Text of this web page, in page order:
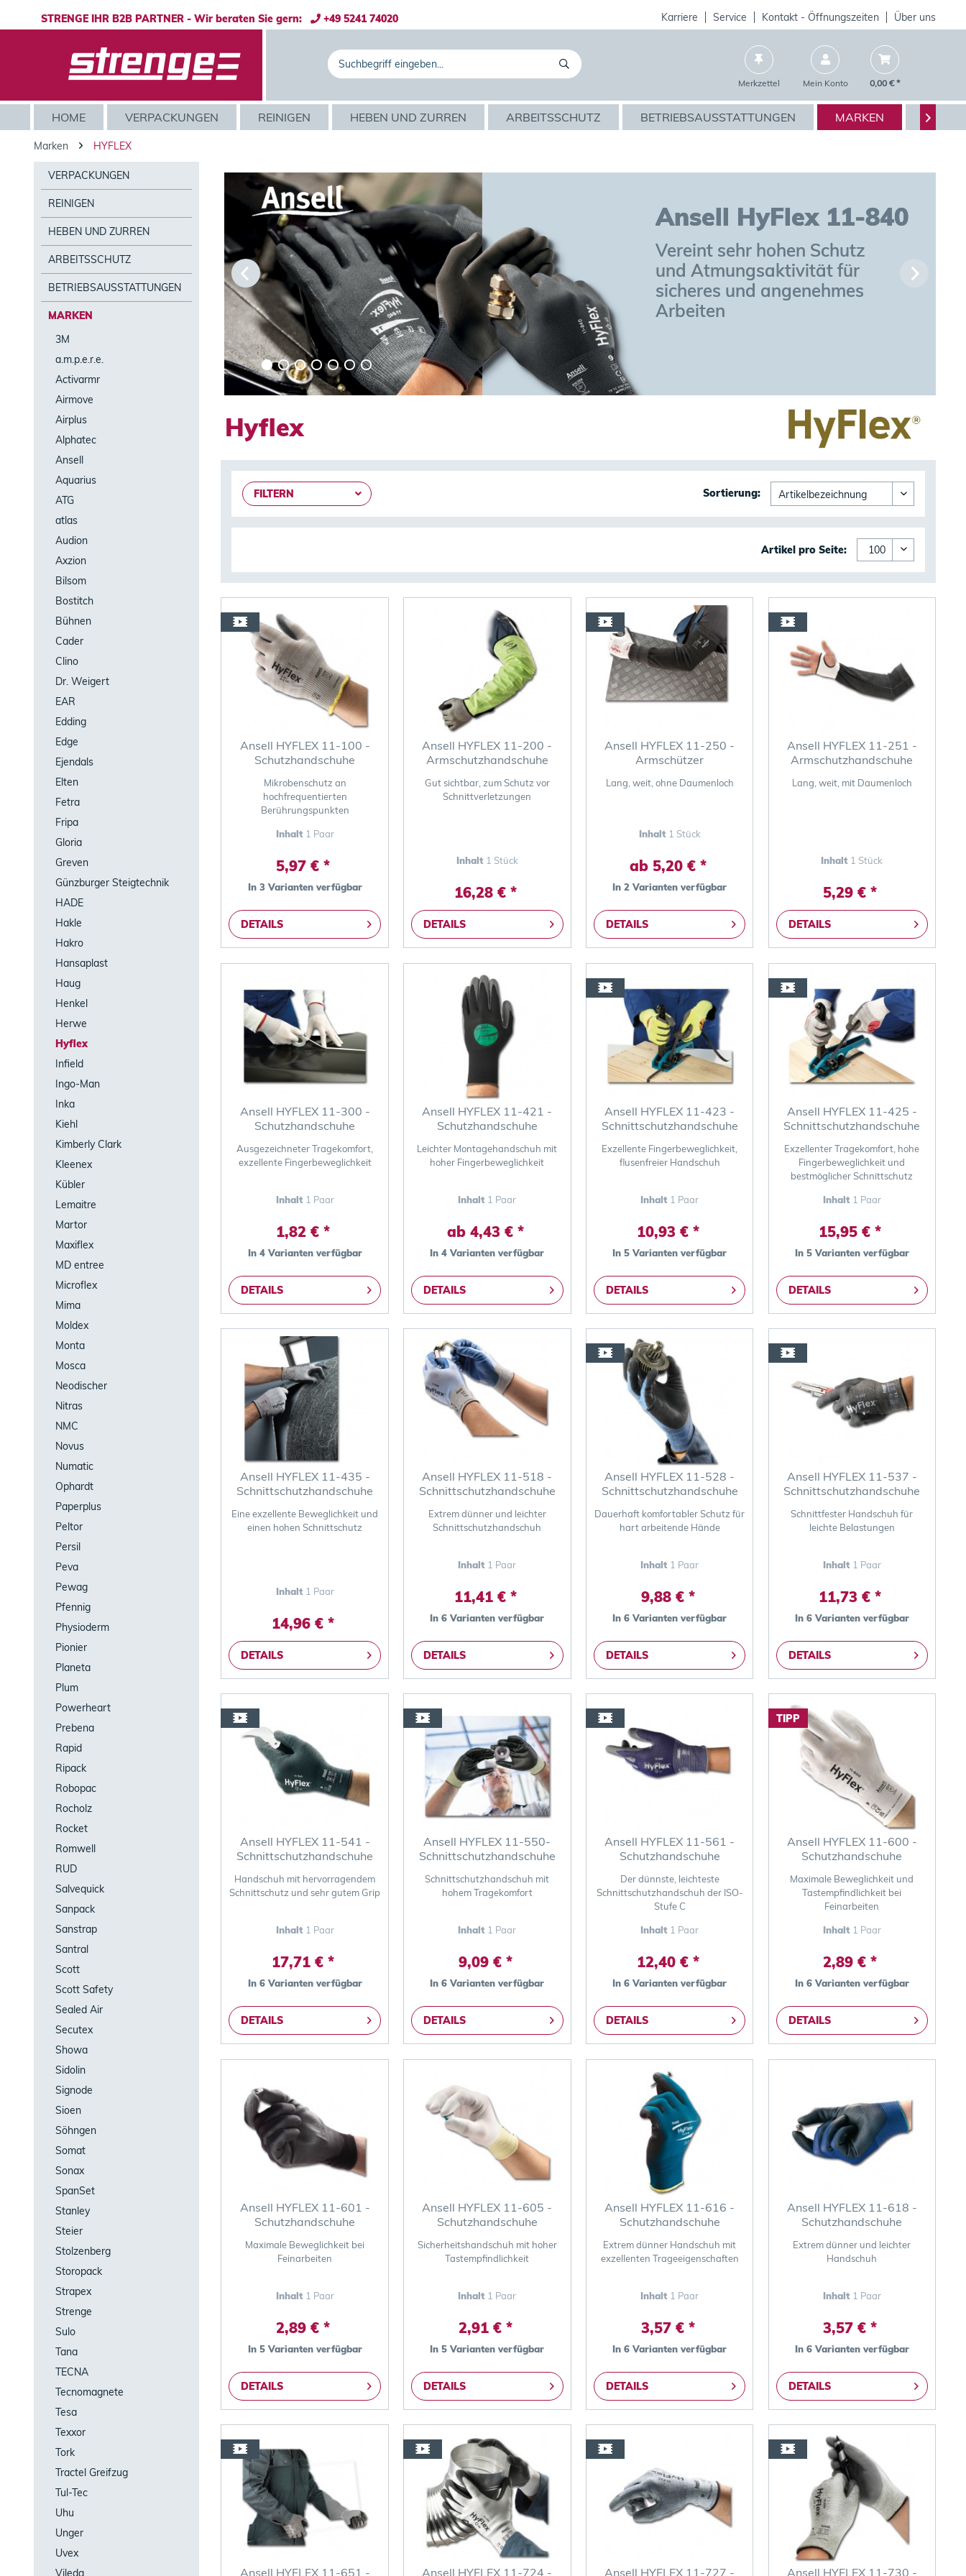
STRENGE IHR B2B PARTNER - Wir beraten Sie gern: +49 5241 74020 Karriere Service Kontakt - Öffnungszeiten Über uns
Merkzettel Mein Konto 0,00 € *
HOME VERPACKUNGEN REINIGEN HEBEN UND ZURREN ARBEITSSCHUTZ BETRIEBSAUSSTATTUNGEN MARKEN 
Marken HYFLEX
VERPACKUNGEN
REINIGEN
HEBEN UND ZURREN
ARBEITSSCHUTZ
BETRIEBSAUSSTATTUNGEN
MARKEN
3M
a.m.p.e.r.e.
Activarmr
Airmove
Airplus
Alphatec
Ansell
Aquarius
ATG
atlas
Audion
Axzion
Bilsom
Bostitch
Bühnen
Cader
Clino
Dr. Weigert
EAR
Edding
Edge
Ejendals
Elten
Fetra
Fripa
Gloria
Greven
Günzburger Steigtechnik
HADE
Hakle
Hakro
Hansaplast
Haug
Henkel
Herwe
Hyflex
Infield
Ingo-Man
Inka
Kiehl
Kimberly Clark
Kleenex
Kübler
Lemaitre
Martor
Maxiflex
MD entree
Microflex
Mima
Moldex
Monta
Mosca
Neodischer
Nitras
NMC
Novus
Numatic
Ophardt
Paperplus
Peltor
Persil
Peva
Pewag
Pfennig
Physioderm
Pionier
Planeta
Plum
Powerheart
Prebena
Rapid
Ripack
Robopac
Rocholz
Rocket
Romwell
RUD
Salvequick
Sanpack
Sanstrap
Santral
Scott
Scott Safety
Sealed Air
Secutex
Showa
Sidolin
Signode
Sioen
Söhngen
Somat
Sonax
SpanSet
Stanley
Steier
Stolzenberg
Storopack
Strapex
Strenge
Sulo
Tana
TECNA
Tecnomagnete
Tesa
Texxor
Tork
Tractel Greifzug
Tul-Tec
Uhu
Unger
Uvex
Vileda
Ansell HyFlex 11-840
Vereint sehr hohen Schutz
und Atmungsaktivität für
sicheres und angenehmes
Arbeiten
Ansell HyFlex 11-800
Die perfekte Ausgewogenheit
von Handschutz, Komfort und
Beweglichkeit für Präzisions-
und Allroundarbeiten
Hyflex
FILTERN Sortierung:
Artikel pro Seite:
Ansell HYFLEX 11-100 -
Schutzhandschuhe
Mikrobenschutz an
hochfrequentierten
Berührungspunkten
Inhalt 1 Paar
5,97 € *
In 3 Varianten verfügbar
DETAILS
Ansell HYFLEX 11-200 -
Armschutzhandschuhe
Gut sichtbar, zum Schutz vor
Schnittverletzungen
Inhalt 1 Stück
16,28 € *
DETAILS
Ansell HYFLEX 11-250 -
Armschützer
Lang, weit, ohne Daumenloch
Inhalt 1 Stück
ab 5,20 € *
In 2 Varianten verfügbar
DETAILS
Ansell HYFLEX 11-251 -
Armschutzhandschuhe
Lang, weit, mit Daumenloch
Inhalt 1 Stück
5,29 € *
DETAILS
Ansell HYFLEX 11-300 -
Schutzhandschuhe
Ausgezeichneter Tragekomfort,
exzellente Fingerbeweglichkeit
Inhalt 1 Paar
1,82 € *
In 4 Varianten verfügbar
DETAILS
Ansell HYFLEX 11-421 -
Schutzhandschuhe
Leichter Montagehandschuh mit
hoher Fingerbeweglichkeit
Inhalt 1 Paar
ab 4,43 € *
In 4 Varianten verfügbar
DETAILS
Ansell HYFLEX 11-423 -
Schnittschutzhandschuhe
Exzellente Fingerbeweglichkeit,
flusenfreier Handschuh
Inhalt 1 Paar
10,93 € *
In 5 Varianten verfügbar
DETAILS
Ansell HYFLEX 11-425 -
Schnittschutzhandschuhe
Exzellenter Tragekomfort, hohe
Fingerbeweglichkeit und
bestmöglicher Schnittschutz
Inhalt 1 Paar
15,95 € *
In 5 Varianten verfügbar
DETAILS
Ansell HYFLEX 11-435 -
Schnittschutzhandschuhe
Eine exzellente Beweglichkeit und
einen hohen Schnittschutz
Inhalt 1 Paar
14,96 € *
DETAILS
Ansell HYFLEX 11-518 -
Schnittschutzhandschuhe
Extrem dünner und leichter
Schnittschutzhandschuh
Inhalt 1 Paar
11,41 € *
In 6 Varianten verfügbar
DETAILS
Ansell HYFLEX 11-528 -
Schnittschutzhandschuhe
Dauerhaft komfortabler Schutz für
hart arbeitende Hände
Inhalt 1 Paar
9,88 € *
In 6 Varianten verfügbar
DETAILS
Ansell HYFLEX 11-537 -
Schnittschutzhandschuhe
Schnittfester Handschuh für
leichte Belastungen
Inhalt 1 Paar
11,73 € *
In 6 Varianten verfügbar
DETAILS
Ansell HYFLEX 11-541 -
Schnittschutzhandschuhe
Handschuh mit hervorragendem
Schnittschutz und sehr gutem Grip
Inhalt 1 Paar
17,71 € *
In 6 Varianten verfügbar
DETAILS
Ansell HYFLEX 11-550-
Schnittschutzhandschuhe
Schnittschutzhandschuh mit
hohem Tragekomfort
Inhalt 1 Paar
9,09 € *
In 6 Varianten verfügbar
DETAILS
Ansell HYFLEX 11-561 -
Schutzhandschuhe
Der dünnste, leichteste
Schnittschutzhandschuh der ISO-
Stufe C
Inhalt 1 Paar
12,40 € *
In 6 Varianten verfügbar
DETAILS
TIPP
Ansell HYFLEX 11-600 -
Schutzhandschuhe
Maximale Beweglichkeit und
Tastempfindlichkeit bei
Feinarbeiten
Inhalt 1 Paar
2,89 € *
In 6 Varianten verfügbar
DETAILS
Ansell HYFLEX 11-601 -
Schutzhandschuhe
Maximale Beweglichkeit bei
Feinarbeiten
Inhalt 1 Paar
2,89 € *
In 5 Varianten verfügbar
DETAILS
Ansell HYFLEX 11-605 -
Schutzhandschuhe
Sicherheitshandschuh mit hoher
Tastempfindlichkeit
Inhalt 1 Paar
2,91 € *
In 5 Varianten verfügbar
DETAILS
Ansell HYFLEX 11-616 -
Schutzhandschuhe
Extrem dünner Handschuh mit
exzellenten Trageeigenschaften
Inhalt 1 Paar
3,57 € *
In 6 Varianten verfügbar
DETAILS
Ansell HYFLEX 11-618 -
Schutzhandschuhe
Extrem dünner und leichter
Handschuh
Inhalt 1 Paar
3,57 € *
In 6 Varianten verfügbar
DETAILS
Ansell HYFLEX 11-651 - Ansell HYFLEX 11-724 - Ansell HYFLEX 11-727 - Ansell HYFLEX 11-730 -